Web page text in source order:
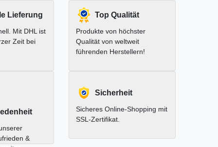
Lieferung
Mit DHL ist
Zeit bei
Top Qualität
Produkte von höchster
Qualität von weltweit
führenden Herstellern!
&
Sicherheit
Sicheres Online-Shopping mit
SSL-Zertifikat.